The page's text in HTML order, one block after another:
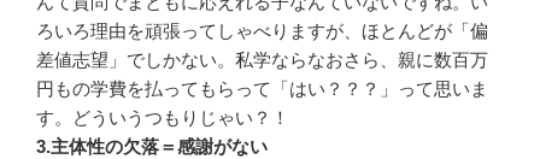
ろいろ理由を頑張ってしゃべりますが、ほとんどが「偏
差値志望」でしかない。私学ならなおさら、親に数百万
円もの学費を払ってもらって「はい？？？」って思いま
す。どういうつもりじゃい？！
3.主体性の欠落＝感謝がない